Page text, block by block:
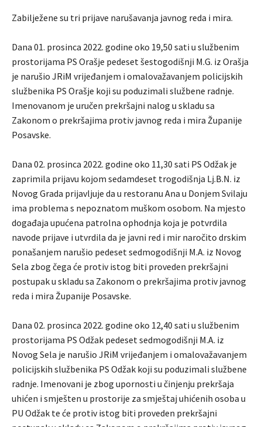
Zabilježene su tri prijave narušavanja javnog reda i mira.
Dana 01. prosinca 2022. godine oko 19,50 sati u službenim
prostorijama PS Orašje pedeset šestogodišnji M.G. iz Orašja
je narušio JRiM vrijeđanjem i omalovažavanjem policijskih
službenika PS Orašje koji su poduzimali službene radnje.
Imenovanom je uručen prekršajni nalog u skladu sa
Zakonom o prekršajima protiv javnog reda i mira Županije
Posavske.
Dana 02. prosinca 2022. godine oko 11,30 sati PS Odžak je
zaprimila prijavu kojom sedamdeset trogodišnja Lj.B.N. iz
Novog Grada prijavljuje da u restoranu Ana u Donjem Svilaju
ima problema s nepoznatom muškom osobom. Na mjesto
događaja upućena patrolna ophodnja koja je potvrdila
navode prijave i utvrdila da je javni red i mir naročito drskim
ponašanjem narušio pedeset sedmogodišnji M.A. iz Novog
Sela zbog čega će protiv istog biti proveden prekršajni
postupak u skladu sa Zakonom o prekršajima protiv javnog
reda i mira Županije Posavske.
Dana 02. prosinca 2022. godine oko 12,40 sati u službenim
prostorijama PS Odžak pedeset sedmogodišnji M.A. iz
Novog Sela je narušio JRiM vrijeđanjem i omalovažavanjem
policijskih službenika PS Odžak koji su poduzimali službene
radnje. Imenovani je zbog upornosti u činjenju prekršaja
uhićen i smješten u prostorije za smještaj uhićenih osoba u
PU Odžak te će protiv istog biti proveden prekršajni